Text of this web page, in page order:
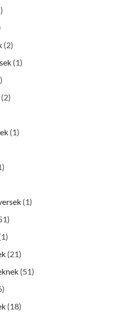
(2)
(1)
(2)
(1)
(1)
(21)
(51)
(18)